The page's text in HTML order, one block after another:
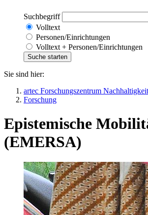
Suchbegriff
Volltext
Personen/Einrichtungen
Volltext + Personen/Einrichtungen
Sie sind hier:
artec Forschungszentrum Nachhaltigkeit
Forschung
Epistemische
(EMERSA)